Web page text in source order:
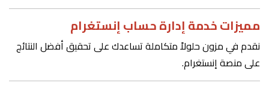
مميزات خدمة إدارة حساب إنستغرام
نقدم في مزون حلولاً متكاملة تساعدك على تحقيق أفضل النتائج
على منصة إنستغرام.